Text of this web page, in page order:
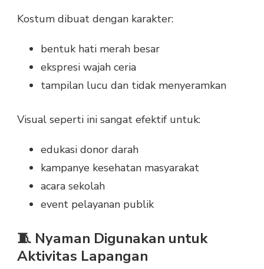
Kostum dibuat dengan karakter:
bentuk hati merah besar
ekspresi wajah ceria
tampilan lucu dan tidak menyeramkan
Visual seperti ini sangat efektif untuk:
edukasi donor darah
kampanye kesehatan masyarakat
acara sekolah
event pelayanan publik
🧵 Nyaman Digunakan untuk
Aktivitas Lapangan